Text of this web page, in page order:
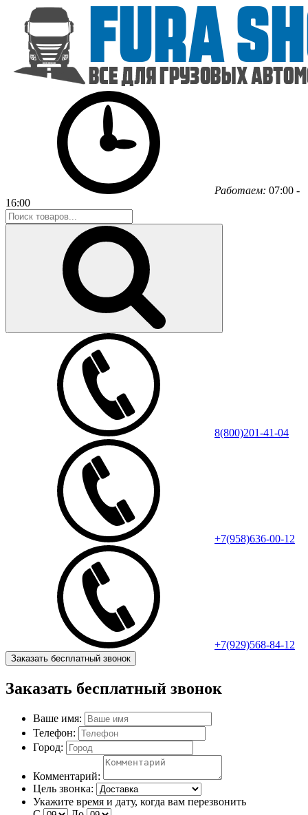
Работаем: 07:00 -
16:00
8(800)201-41-04
+7(958)636-00-12
+7(929)568-84-12
Заказать бесплатный звонок
Заказать бесплатный звонок
Ваше имя:
Телефон:
Город:
Комментарий:
Цель звонка:
Укажите время и дату, когда вам перезвонить